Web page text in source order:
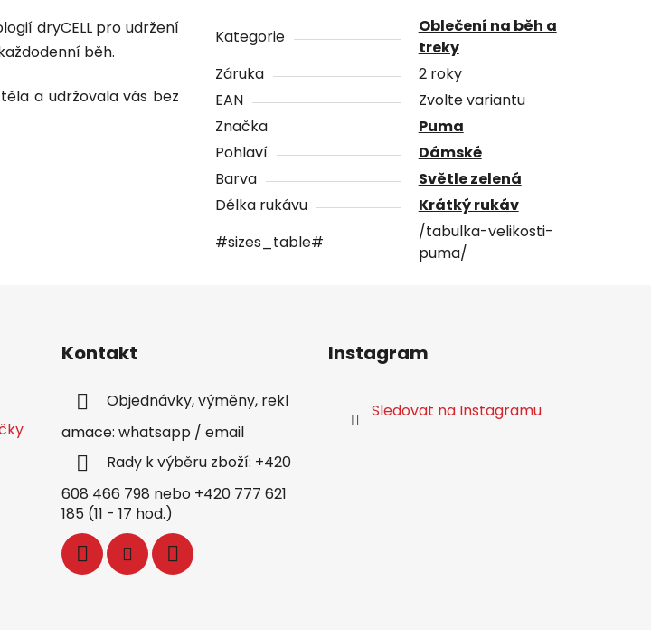
dryCELL pro udržení
běh.
a udržovala vás bez
Kategorie
Oblečení na běh a
treky
Záruka
2 roky
EAN
Zvolte variantu
Značka
Puma
Pohlaví
Dámské
Barva
Světle zelená
Délka rukávu
Krátký rukáv
#sizes_table#
/tabulka-velikosti-
puma/
Kontakt
Objednávky, výměny, rekl
amace: whatsapp / email
Rady k výběru zboží: +420
608 466 798 nebo +420 777 621
185 (11 - 17 hod.)
Instagram
Sledovat na Instagramu